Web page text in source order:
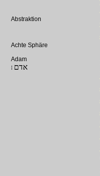
Abstraktion
Achte Sphäre
Adam
⁞ אדם